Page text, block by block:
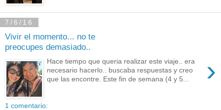
7/6/16
Vivir el momento... no te
preocupes demasiado..
›
Hace tiempo que queria realizar este viaje.. era
necesario hacerlo.. buscaba respuestas y creo
que las encontre. Este fin de semana (4 y 5...
1 comentario: